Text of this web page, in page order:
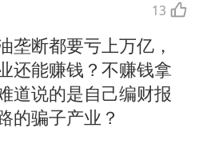
13
垄断都要亏上万亿，
还能赚钱？不赚钱拿
道说的是自己编财报
的骗子产业？